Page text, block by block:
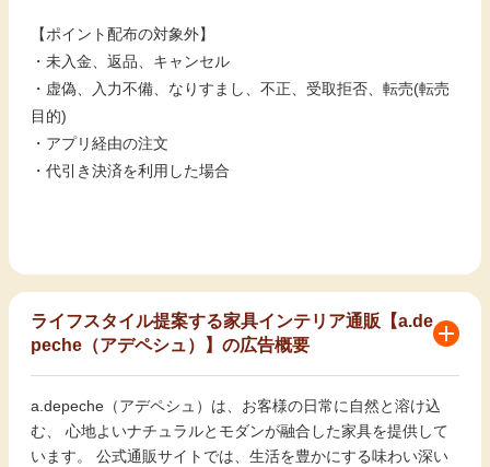
【ポイント配布の対象外】
・未入金、返品、キャンセル
・虚偽、入力不備、なりすまし、不正、受取拒否、転売(転売
目的)
・アプリ経由の注文
・代引き決済を利用した場合
ライフスタイル提案する家具インテリア通販【a.de
peche（アデペシュ）】の広告概要
a.depeche（アデペシュ）は、お客様の日常に自然と溶け込
む、 心地よいナチュラルとモダンが融合した家具を提供して
います。 公式通販サイトでは、生活を豊かにする味わい深い